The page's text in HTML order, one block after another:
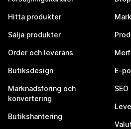
Hitta produkter
Sälja produkter
Order och leverans
Butiksdesign
Marknadsföring och
konvertering
Butikshantering
E-
SEO